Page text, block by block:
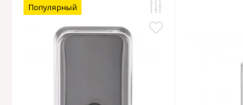
Популярный